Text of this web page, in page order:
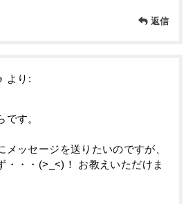
返信
より:
です。
メッセージを送りたいのですが、
・・・(>_<)！ お教えいただけま